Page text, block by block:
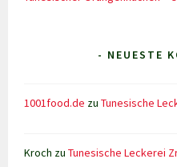
- NEUESTE
1001food.de zuTunesische
Kroch zuTunesische Leckerei